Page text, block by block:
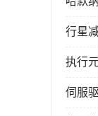
行星
执行
伺服